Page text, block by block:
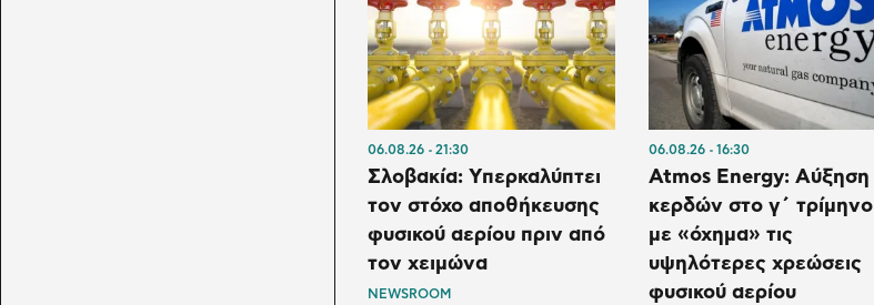
06.08.26 21:30
Σλοβακία: Υπερκαλύπτει
τον στόχο αποθήκευσης
φυσικού αερίου πριν από
τον χειμώνα
NEWSROOM
06.08.26 16:30
Atmos Energy: Αύξηση
κερδών στο γ΄ τρίμηνο
με «όχημα» τις
υψηλότερες χρεώσεις
φυσικού αερίου